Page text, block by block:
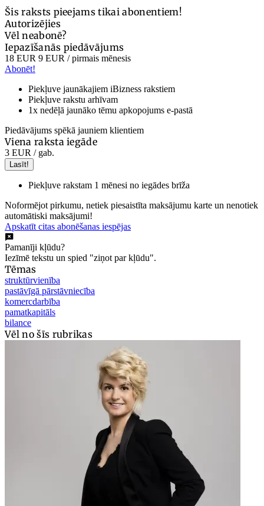
Šis raksts pieejams tikai abonentiem!
Autorizējies
Vēl neabonē?
Iepazīšanās piedāvājums
18 EUR 9 EUR / pirmais mēnesis
Abonēt!
Piekļuve jaunākajiem iBizness rakstiem
Piekļuve rakstu arhīvam
1x nedēļā jaunāko tēmu apkopojums e-pastā
Piedāvājums spēkā jauniem klientiem
Viena raksta iegāde
3 EUR / gab.
Lasīt!
Piekļuve rakstam 1 mēnesi no iegādes brīža
Noformējot pirkumu, netiek piesaistīta maksājumu karte un nenotiek
automātiski maksājumi!
Apskatīt citas abonēšanas iespējas
Pamanīji kļūdu?
Iezīmē tekstu un spied "ziņot par kļūdu".
Tēmas
struktūrvienība
pastāvīgā pārstāvniecība
komercdarbība
pamatkapitāls
bilance
Vēl no šīs rubrikas